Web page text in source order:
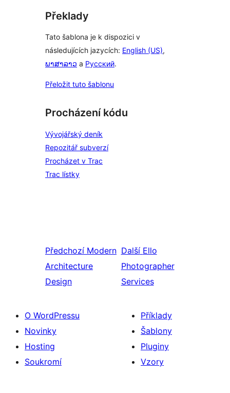
Překlady
Tato šablona je k dispozici v
následujících jazycích: English (US),
ພາສາລາວ a Русский.
Přeložit tuto šablonu
Procházení kódu
Vývojářský deník
Repozitář subverzí
Procházet v Trac
Trac lístky
Předchozí Modern
Architecture
Design
Další Ello
Photographer
Services
O WordPressu
Novinky
Hosting
Soukromí
Příklady
Šablony
Pluginy
Vzory